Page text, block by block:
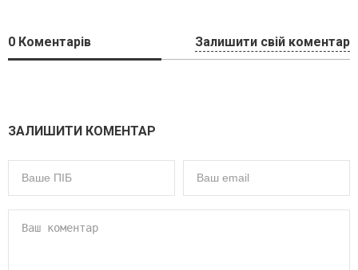
0 Коментарів Залишити свій коментар
ЗАЛИШИТИ КОМЕНТАР